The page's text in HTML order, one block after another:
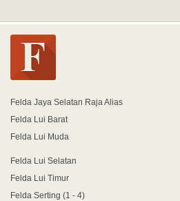
Felda Jaya Selatan Raja Alias
Felda Lui Barat
Felda Lui Muda
Felda Lui Selatan
Felda Lui Timur
Felda Serting (1 - 4)